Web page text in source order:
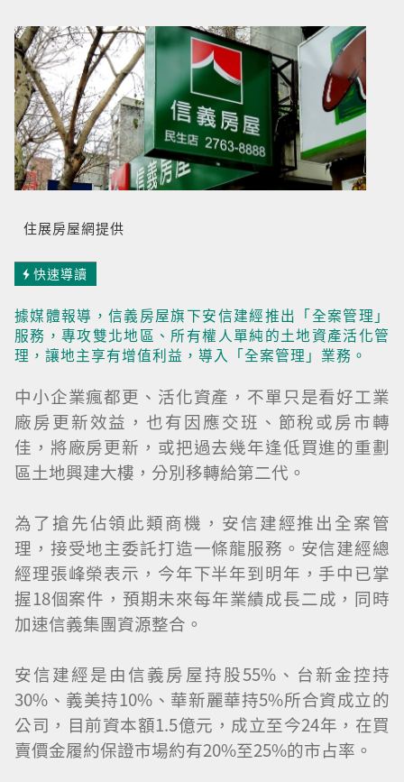
住展房屋網提供
快速導讀
據媒體報導，信義房屋旗下安信建經推出「全案管理」
服務，專攻雙北地區、所有權人單純的土地資產活化管
理，讓地主享有增值利益，導入「全案管理」業務。
中小企業瘋都更、活化資產，不單只是看好工業
廠房更新效益，也有因應交班、節稅或房市轉
佳，將廠房更新，或把過去幾年逢低買進的重劃
區土地興建大樓，分別移轉給第二代。
為了搶先佔領此類商機，安信建經推出全案管
理，接受地主委託打造一條龍服務。安信建經總
經理張峰榮表示，今年下半年到明年，手中已掌
握18個案件，預期未來每年業績成長二成，同時
加速信義集團資源整合。
安信建經是由信義房屋持股55%、台新金控持
30%、義美持10%、華新麗華持5%所合資成立的
公司，目前資本額1.5億元，成立至今24年，在買
賣價金履約保證市場約有20%至25%的市占率。